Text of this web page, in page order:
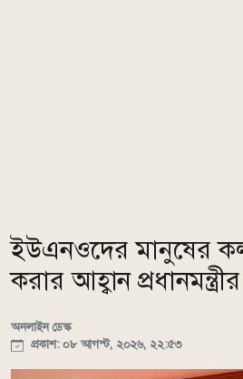
ইউএনওদের মানুষের
করার আহ্বান প্রধানমন্ত্রীর
অনলাইন ডেস্ক
প্রকাশ: ০৮ আগস্ট, ২০২৬, ২২:৫৩